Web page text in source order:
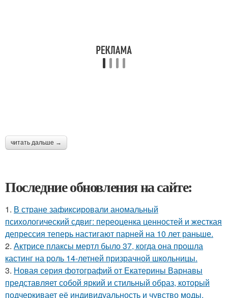
читать дальше →
Последние обновления на сайте:
1. В стране зафиксировали аномальный
психологический сдвиг: переоценка ценностей и жесткая
депрессия теперь настигают парней на 10 лет раньше.
2. Актрисе плаксы мертл было 37, когда она прошла
кастинг на роль 14-летней призрачной школьницы.
3. Новая серия фотографий от Екатерины Варнавы
представляет собой яркий и стильный образ, который
подчеркивает её индивидуальность и чувство моды.